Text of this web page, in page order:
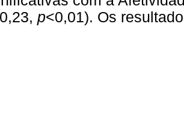
p<0,01). Os